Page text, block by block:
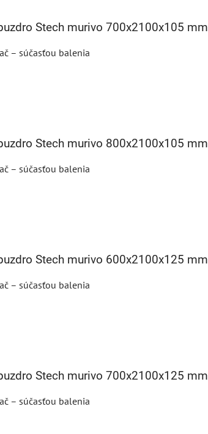
Stech murivo 700x2100x105 mm
– súčasťou balenia
Stech murivo 800x2100x105 mm
– súčasťou balenia
Stech murivo 600x2100x125 mm
– súčasťou balenia
Stech murivo 700x2100x125 mm
– súčasťou balenia